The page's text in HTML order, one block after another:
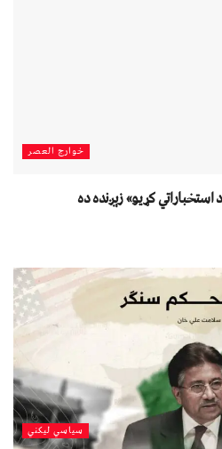
خوارج العصر
کړیو» زېږنده ده
سیاسي لیکني